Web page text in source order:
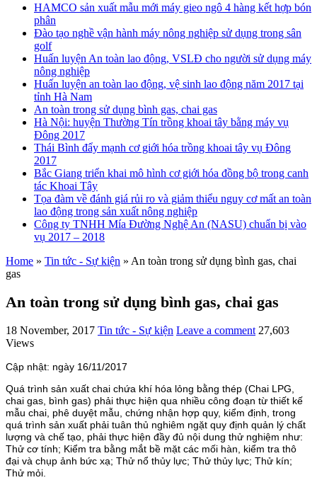
HAMCO sản xuất mẫu mới máy gieo ngô 4 hàng kết hợp bón
phân
Đào tạo nghề vận hành máy nông nghiệp sử dụng trong sân
golf
Huấn luyện An toàn lao động, VSLĐ cho người sử dụng máy
nông nghiệp
Huấn luyện an toàn lao động, vệ sinh lao động năm 2017 tại
tỉnh Hà Nam
An toàn trong sử dụng bình gas, chai gas
Hà Nội: huyện Thường Tín trồng khoai tây bằng máy vụ
Đông 2017
Thái Bình đẩy mạnh cơ giới hóa trồng khoai tây vụ Đông
2017
Bắc Giang triển khai mô hình cơ giới hóa đồng bộ trong canh
tác Khoai Tây
Tọa đàm về đánh giá rủi ro và giảm thiểu nguy cơ mất an toàn
lao động trong sản xuất nông nghiệp
Công ty TNHH Mía Đường Nghệ An (NASU) chuẩn bị vào
vụ 2017 – 2018
Home » Tin tức - Sự kiện » An toàn trong sử dụng bình gas, chai
gas
An toàn trong sử dụng bình gas, chai gas
18 November, 2017 Tin tức - Sự kiện Leave a comment 27,603
Views
Cập nhật: ngày 16/11/2017
Quá trình sản xuất chai chứa khí hóa lỏng bằng thép (Chai LPG,
chai gas, bình gas) phải thực hiện qua nhiều công đoạn từ thiết kế
mẫu chai, phê duyệt mẫu, chứng nhận hợp quy, kiểm định, trong
quá trình sản xuất phải tuân thủ nghiêm ngặt quy định quản lý chất
lượng và chế tạo, phải thực hiện đầy đủ nội dung thử nghiệm như:
Thử cơ tính; Kiểm tra bằng mắt bề mặt các mối hàn, kiểm tra thô
đại và chụp ảnh bức xạ; Thử nổ thủy lực; Thử thủy lực; Thử kín;
Thử mỏi.